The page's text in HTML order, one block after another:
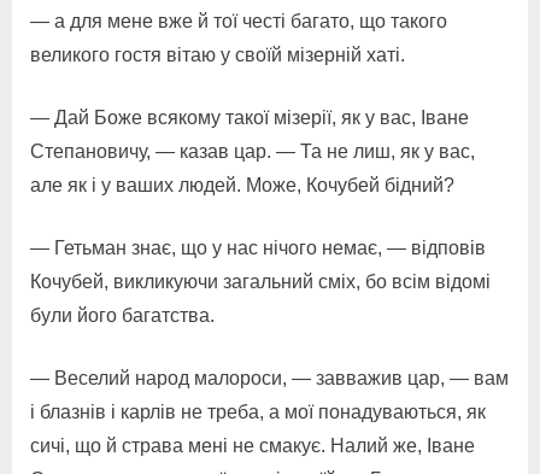
— а для мене вже й тої честі багато, що такого
великого гостя вітаю у своїй мізерній хаті.
— Дай Боже всякому такої мізерії, як у вас, Іване
Степановичу, — казав цар. — Та не лиш, як у вас,
але як і у ваших людей. Може, Кочубей бідний?
— Гетьман знає, що у нас нічого немає, — відповів
Кочубей, викликуючи загальний сміх, бо всім відомі
були його багатства.
— Веселий народ малороси, — завважив цар, — вам
і блазнів і карлів не треба, а мої понадуваються, як
сичі, що й страва мені не смакує. Налий же, Іване